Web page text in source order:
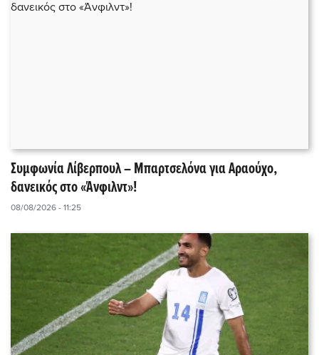
Συμφωνία Λίβερπουλ – Μπαρτσελόνα για Αραούχο,
δανεικός στο «Άνφιλντ»!
08/08/2026 - 11:25